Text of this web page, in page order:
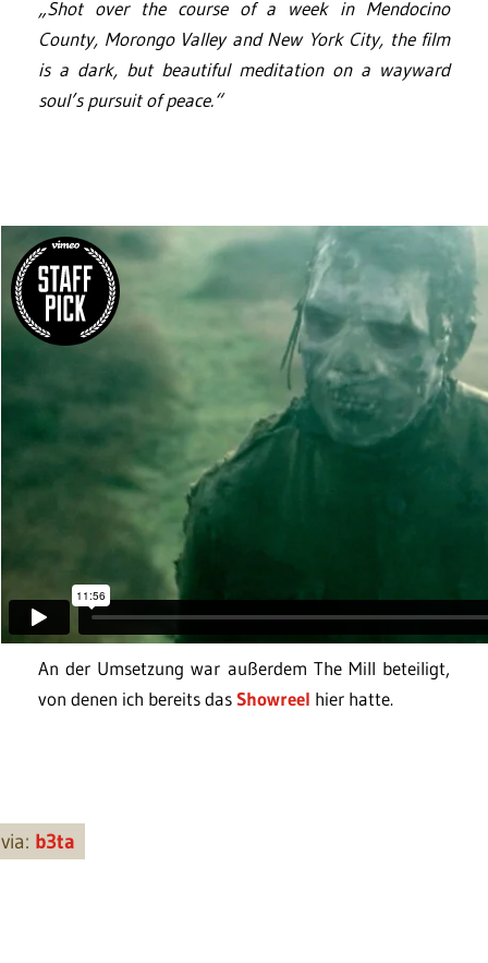
„Shot over the course of a week in Mendocino
County, Morongo Valley and New York City, the film
is a dark, but beautiful meditation on a wayward
soul’s pursuit of peace.“
An der Umsetzung war außerdem The Mill beteiligt,
von denen ich bereits dasShowreel hier hatte.
via: b3ta